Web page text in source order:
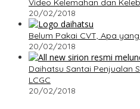
Video Kelemahan dan
20/02/2018
Belum Pakai CVT, Apa
20/02/2018
Daihatsu Santai Penjualan
LCGC
20/02/2018